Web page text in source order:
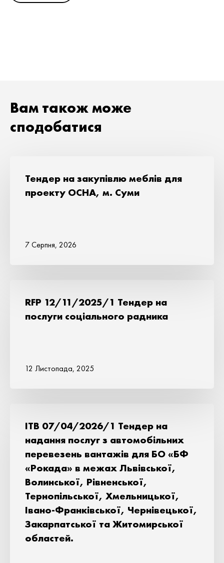
Вам також може
сподобатися
Тендер на закупівлю меблів для
проекту ОСНА, м. Суми
7 Серпня, 2026
RFP 12/11/2025/1 Тендер на
послуги соціального радника
12 Листопада, 2025
ITB 07/04/2026/1 Тендер на
надання послуг з автомобільних
перевезень вантажів для БО «БФ
«Рокада» в межах Львівської,
Волинської, Рівненської,
Тернопільської, Хмельницької,
Івано-Франківської, Чернівецької,
Закарпатської та Житомирської
областей.